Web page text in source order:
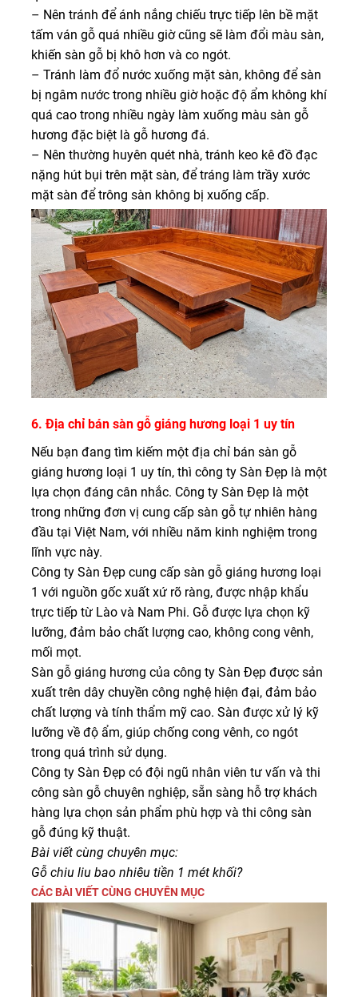
– Nên tránh để ánh nắng chiếu trực tiếp lên bề mặt
tấm ván gỗ quá nhiều giờ cũng sẽ làm đổi màu sàn,
khiến sàn gỗ bị khô hơn và co ngót.
– Tránh làm đổ nước xuống mặt sàn, không để sàn
bị ngâm nước trong nhiều giờ hoặc độ ẩm không khí
quá cao trong nhiều ngày làm xuống màu sàn gỗ
hương đặc biệt là gỗ hương đá.
– Nên thường huyên quét nhà, tránh keo kê đồ đạc
nặng hút bụi trên mặt sàn, để tráng làm trầy xước
mặt sàn để trông sàn không bị xuống cấp.
6. Địa chỉ bán sàn gỗ giáng hương loại 1 uy tín
Nếu bạn đang tìm kiếm một địa chỉ bán sàn gỗ
giáng hương loại 1 uy tín, thì công ty Sàn Đẹp là một
lựa chọn đáng cân nhắc. Công ty Sàn Đẹp là một
trong những đơn vị cung cấp sàn gỗ tự nhiên hàng
đầu tại Việt Nam, với nhiều năm kinh nghiệm trong
lĩnh vực này.
Công ty Sàn Đẹp cung cấp sàn gỗ giáng hương loại
1 với nguồn gốc xuất xứ rõ ràng, được nhập khẩu
trực tiếp từ Lào và Nam Phi. Gỗ được lựa chọn kỹ
lưỡng, đảm bảo chất lượng cao, không cong vênh,
mối mọt.
Sàn gỗ giáng hương của công ty Sàn Đẹp được sản
xuất trên dây chuyền công nghệ hiện đại, đảm bảo
chất lượng và tính thẩm mỹ cao. Sàn được xử lý kỹ
lưỡng về độ ẩm, giúp chống cong vênh, co ngót
trong quá trình sử dụng.
Công ty Sàn Đẹp có đội ngũ nhân viên tư vấn và thi
công sàn gỗ chuyên nghiệp, sẵn sàng hỗ trợ khách
hàng lựa chọn sản phẩm phù hợp và thi công sàn
gỗ đúng kỹ thuật.
Bài viết cùng chuyên mục:
Gỗ chiu liu bao nhiêu tiền 1 mét khối?
CÁC BÀI VIẾT CÙNG CHUYÊN MỤC